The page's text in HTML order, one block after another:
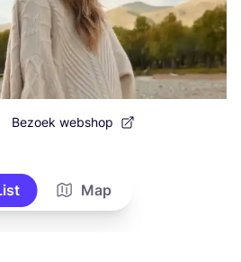
Bezoek webshop
Map